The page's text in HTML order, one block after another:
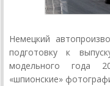
Немецкий
подготовку к
модельного года
«шпионские»